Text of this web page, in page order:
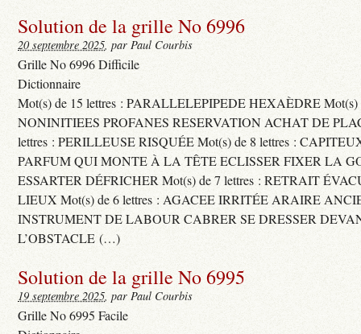
Solution de la grille No 6996
20 septembre 2025, par Paul Courbis
Grille No 6996 Difficile
Dictionnaire
Mot(s) de 15 lettres : PARALLELEPIPEDE HEXAÈDRE Mot(s)
NONINITIEES PROFANES RESERVATION ACHAT DE
lettres : PERILLEUSE RISQUÉE Mot(s) de 8 lettres :
PARFUM QUI MONTE À LA TÊTE ECLISSER FIXER LA
ESSARTER DÉFRICHER Mot(s) de 7 lettres : RETRAIT
LIEUX Mot(s) de 6 lettres : AGACEE IRRITÉE ARAIRE
INSTRUMENT DE LABOUR CABRER SE DRESSER
L’OBSTACLE (…)
Solution de la grille No 6995
19 septembre 2025, par Paul Courbis
Grille No 6995 Facile